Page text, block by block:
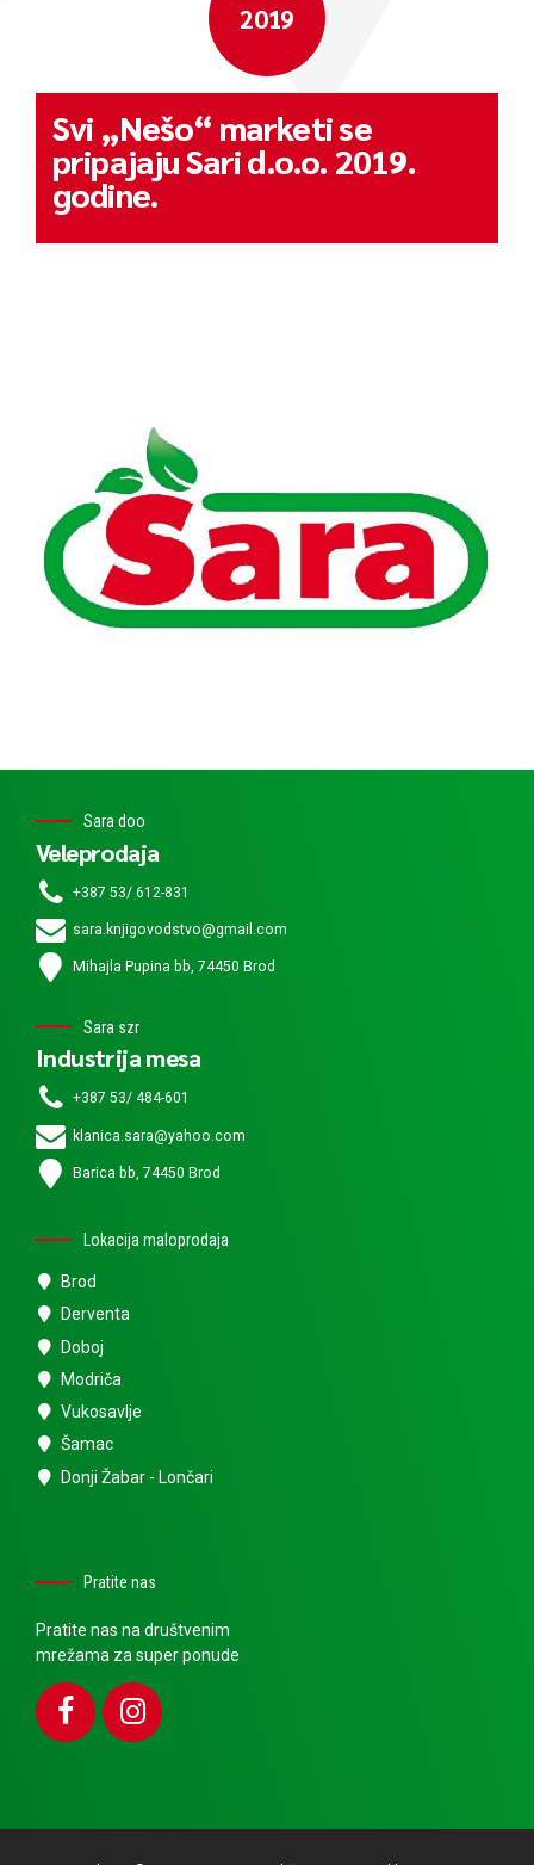
2019
Svi „Nešo“ marketi se
pripajaju Sari d.o.o. 2019.
godine.
Sara doo
Veleprodaja
+387 53/ 612-831
sara.knjigovodstvo@gmail.com
Mihajla Pupina bb, 74450 Brod
Sara szr
Industrija mesa
+387 53/ 484-601
klanica.sara@yahoo.com
Barica bb, 74450 Brod
Lokacija maloprodaja
Brod
Derventa
Doboj
Modriča
Vukosavlje
Šamac
Donji Žabar - Lončari
Pratite nas
Pratite nas na društvenim
mrežama za super ponude